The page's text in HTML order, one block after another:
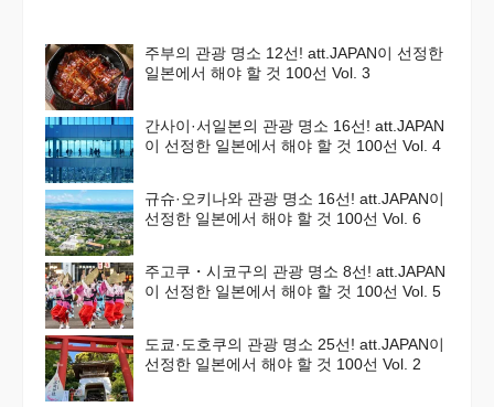
주부의 관광 명소 12선! att.JAPAN이 선정한
일본에서 해야 할 것 100선 Vol. 3
간사이·서일본의 관광 명소 16선! att.JAPAN
이 선정한 일본에서 해야 할 것 100선 Vol. 4
규슈·오키나와 관광 명소 16선! att.JAPAN이
선정한 일본에서 해야 할 것 100선 Vol. 6
주고쿠・시코구의 관광 명소 8선! att.JAPAN
이 선정한 일본에서 해야 할 것 100선 Vol. 5
도쿄·도호쿠의 관광 명소 25선! att.JAPAN이
선정한 일본에서 해야 할 것 100선 Vol. 2